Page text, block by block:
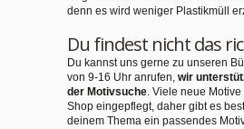
denn es wird weniger Plastikmüll
Du findest nicht das
Du kannst uns gerne zu unseren
von 9-16 Uhr anrufen, wir
der Motivsuche. Viele neue
Shop eingepflegt, daher gibt es
deinem Thema ein passendes